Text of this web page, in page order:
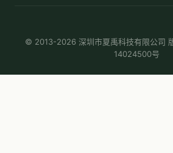
© 2013-2026 深圳市夏禹科技有限公
14024500号